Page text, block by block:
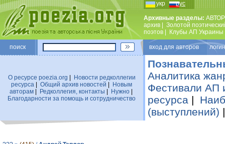
укр рус
Архивные разделы:
архив
Золотой
поэтов
Клубы АП Украины
поиск вход для авторов
О ресурсе poezia.org
Новости редколлегии
ресурса
Общий архив новостей
Новым
авторам| Редколлегия, контакты Нужно|
Благодарности за помощь и сотрудничество
Аналитика
Фестивали АП
ресурса |
(выступлений)